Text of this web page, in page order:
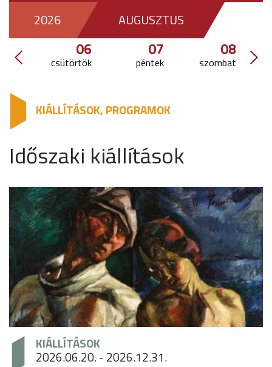
2026 AUGUSZTUS
06
csütörtök
07
péntek
08
szombat
KIÁLLÍTÁSOK, PROGRAMOK
Időszaki kiállítások
KIÁLLÍTÁSOK
2026.06.20. - 2026.12.31.